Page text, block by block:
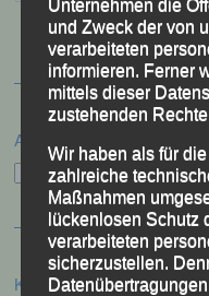
Archiv
Archiv
Kategorien
Unternehmen die
und Zweck der von
verarbeiteten
informieren. Ferner
mittels dieser
zustehenden
Wir haben als für
zahlreiche
Maßnahmen
lückenlosen Schutz
verarbeiteten
sicherzustellen.